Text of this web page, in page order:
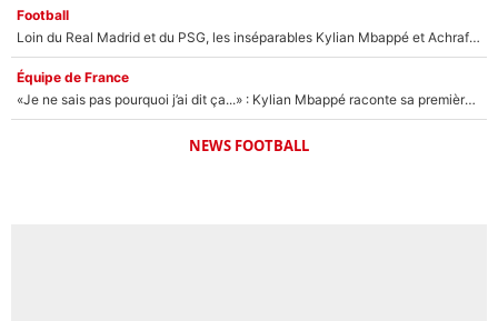
Football
Loin du Real Madrid et du PSG, les inséparables Kylian Mbappé et Achraf Hakimi changent d'équipe le temps d'une journée !
Équipe de France
«Je ne sais pas pourquoi j’ai dit ça...» : Kylian Mbappé raconte sa première rencontre avec Zinédine Zidane (et c’est très drôle)
NEWS FOOTBALL